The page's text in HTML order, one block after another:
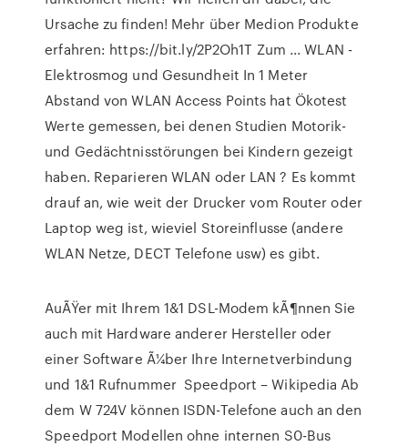
Ursache zu finden! Mehr über Medion Produkte
erfahren: https://bit.ly/2P2Oh1T Zum ... WLAN -
Elektrosmog und Gesundheit In 1 Meter
Abstand von WLAN Access Points hat Ökotest
Werte gemessen, bei denen Studien Motorik-
und Gedächtnisstörungen bei Kindern gezeigt
haben. Reparieren WLAN oder LAN ? Es kommt
drauf an, wie weit der Drucker vom Router oder
Laptop weg ist, wieviel Storeinflusse (andere
WLAN Netze, DECT Telefone usw) es gibt.
AuÃŸer mit Ihrem 1&1 DSL-Modem kÃ¶nnen Sie
auch mit Hardware anderer Hersteller oder
einer Software Ã¼ber Ihre Internetverbindung
und 1&1 Rufnummer Speedport – Wikipedia Ab
dem W 724V können ISDN-Telefone auch an den
Speedport Modellen ohne internen S0-Bus